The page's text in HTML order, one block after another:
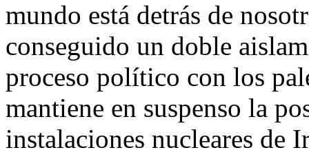
mundo está detrás de
conseguido un doble
proceso político con los
mantiene en suspenso la
instalaciones nucleares de